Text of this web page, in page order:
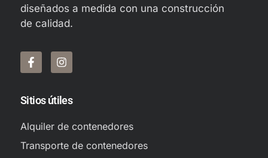
diseñados a medida con una construcción
de calidad.
Sitios útiles
Alquiler de contenedores
Transporte de contenedores